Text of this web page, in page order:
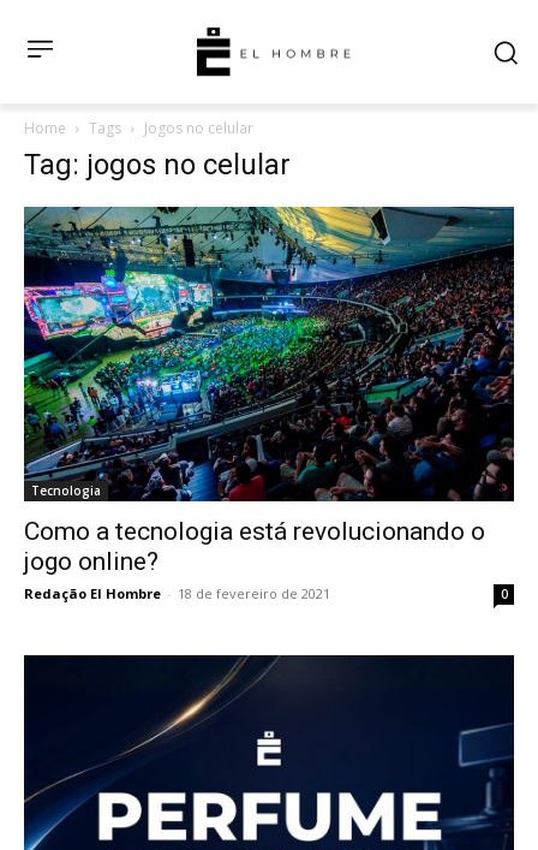
Home Tags Jogos no celular
Tag: jogos no celular
Tecnologia
Como a tecnologia está revolucionando o
jogo online?
Redação El Hombre - 18 de fevereiro de 2021 0